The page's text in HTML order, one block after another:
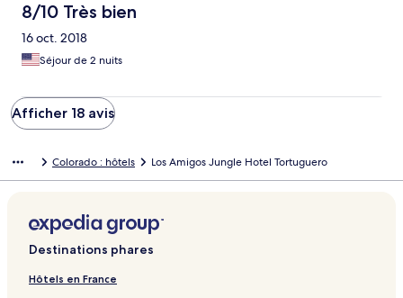
8/10 Très bien
16 oct. 2018
Séjour de 2 nuits
Afficher 18 avis
Colorado : hôtels Los Amigos Jungle Hotel Tortuguero
Destinations phares
Hôtels en France